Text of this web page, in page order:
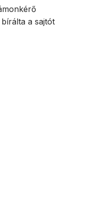
a sajtót